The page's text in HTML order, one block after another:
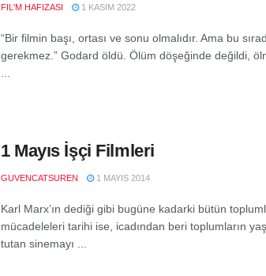
FIL'M HAFIZASI 1 KASIM 2022
“Bir filmin başı, ortası ve sonu olmalıdır. Ama bu
gerekmez.” Godard öldü. Ölüm döşeğinde değildi,
1 Mayıs İşçi Filmleri
GUVENCATSUREN 1 MAYIS 2014
Karl Marx’ın dediği gibi bugüne kadarki bütün
mücadeleleri tarihi ise, icadından beri toplumların
tutan sinemayı ...